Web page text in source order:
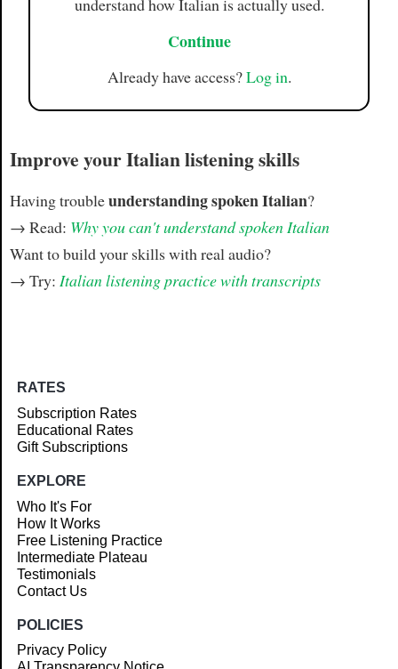
understand how Italian is actually used.
Continue
Already have access?Log in.
Improve your Italian listening skills
Having troubleunderstanding spoken Italian?
→ Read: Why you can't understand spoken Italian
Want to build your skills with real audio?
→ Try: Italian listening practice with transcripts
RATES
Subscription Rates
Educational Rates
Gift Subscriptions
EXPLORE
Who It's For
How It Works
Free Listening Practice
Intermediate Plateau
Testimonials
Contact Us
POLICIES
Privacy Policy